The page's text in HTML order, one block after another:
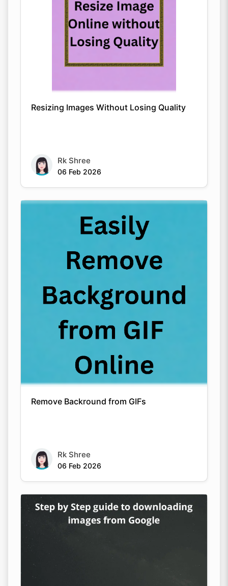
Resizing Images Without Losing Quality
Rk Shree
06 Feb 2026
Remove Backround from GIFs
Rk Shree
06 Feb 2026